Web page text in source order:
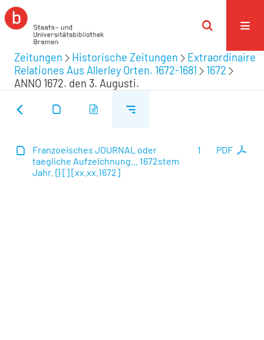
Zeitungen Historische Zeitungen
Extraordinaire
Relationes Aus Allerley Orten. 1672-1681
1672
ANNO 1672. den 3. Augusti.
PDF
1
Franzoeisches JOURNAL oder
taegliche Aufzeichnung... 1672stem
Jahr. {} [] [xx.xx.1672]